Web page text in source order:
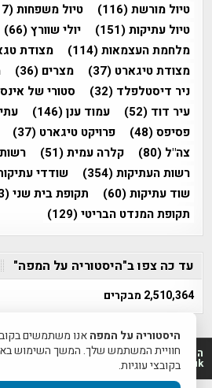
טיול מורשת(116) טיול משפחות(217)
טיול עתיקות(151) יולי שוורץ(66)
מלחמת העצמאות(114) מצודת
מצודת טיגארט (37) מצרים (36)
ניר דיסטלפלד (32) סטורי של
עיר דוד (52) עמוד ענן(146)
פסיפס(48) פרויקט טיגארט (37)
צה"ל (80) קלרה עמית(51)
רשות העתיקות(354) שודדי
שוד עתיקות(60) תקופת בית שני(73)
תקופת המנדט הבריטי(129)
עד כה צפו ב"היסטוריה על המפה"
2,510,364 מבקרים
www.mapah.co.il | www.tegart.uk
היסטוריה על המפה
חוויית המשתמש שלך. המשך השימוש
בקובצי עוגיות.